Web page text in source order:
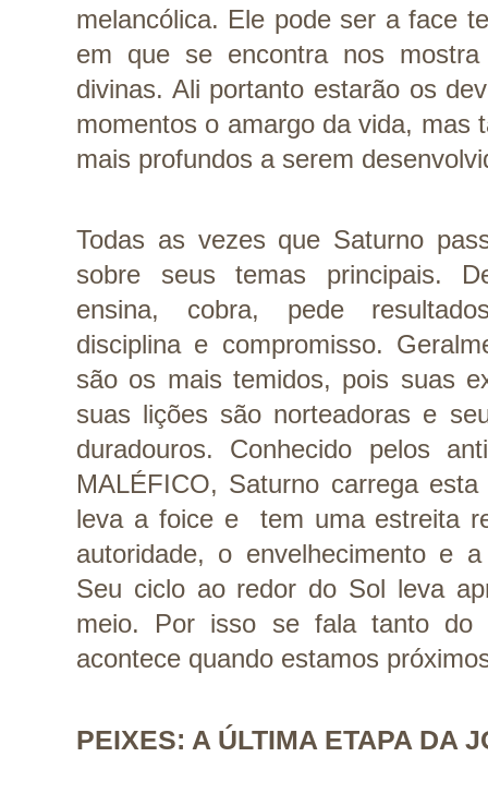
melancólica. Ele pode ser a face
em que se encontra nos mostra
divinas. Ali portanto estarão os
momentos o amargo da vida, mas
mais profundos a serem
Todas as vezes que Saturno
sobre seus temas principais.
ensina, cobra, pede
disciplina e compromisso.
são os mais temidos, pois suas
suas lições são norteadoras e
duradouros. Conhecido pelos
MALÉFICO, Saturno carrega
leva a foice e  tem uma estreita
autoridade, o envelhecimento e
Seu ciclo ao redor do Sol leva
meio. Por isso se fala tanto do
acontece quando estamos
PEIXES: A ÚLTIMA ETAPA DA